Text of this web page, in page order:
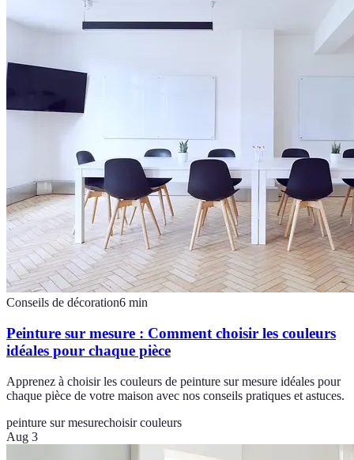
Conseils de décoration6 min
Peinture sur mesure : Comment choisir les couleurs
idéales pour chaque pièce
Apprenez à choisir les couleurs de peinture sur mesure idéales pour
chaque pièce de votre maison avec nos conseils pratiques et astuces.
peinture sur mesurechoisir couleurs
Aug 3